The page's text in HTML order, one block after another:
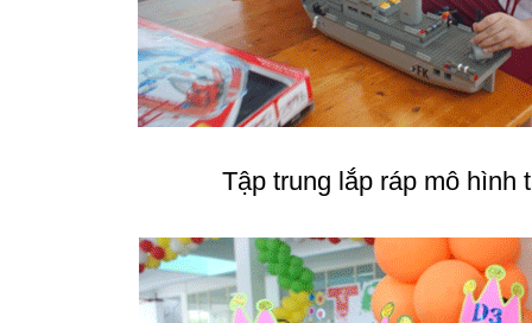
Tập trung lắp ráp mô hình